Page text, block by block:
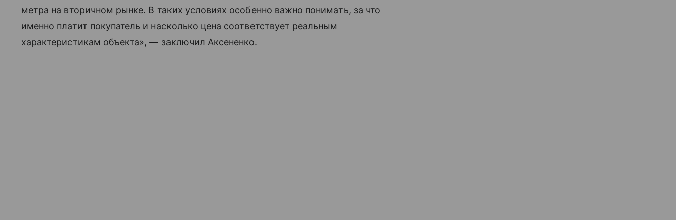
метра на вторичном рынке. В таких условиях особенно важно понимать, за что
именно платит покупатель и насколько цена соответствует реальным
характеристикам объекта», — заключил Аксененко.